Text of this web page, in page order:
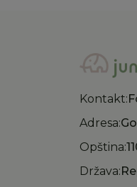
Kontakt:
Adresa:
Opština:
Država: